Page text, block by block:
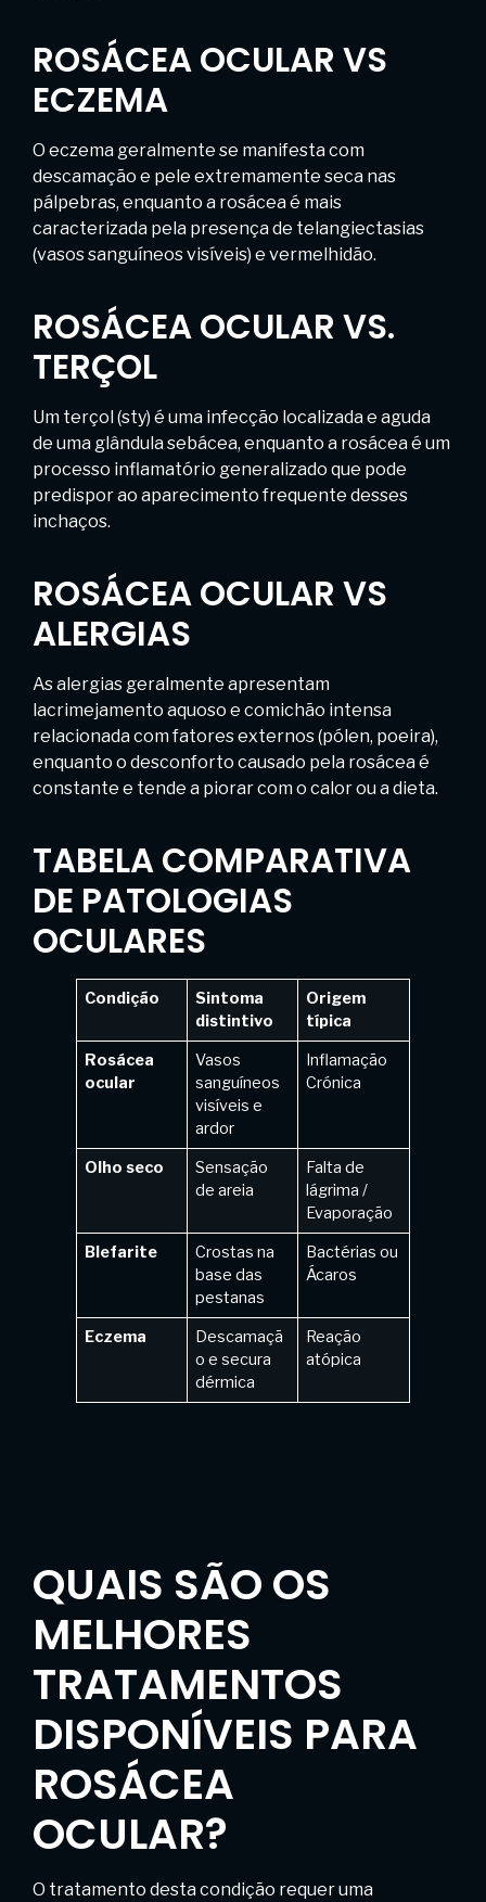
ROSÁCEA OCULAR VS
ECZEMA
O eczema geralmente se manifesta com
descamação e pele extremamente seca nas
pálpebras, enquanto a rosácea é mais
caracterizada pela presença de telangiectasias
(vasos sanguíneos visíveis) e vermelhidão.
ROSÁCEA OCULAR VS.
TERÇOL
Um terçol (sty) é uma infecção localizada e aguda
de uma glândula sebácea, enquanto a rosácea é um
processo inflamatório generalizado que pode
predispor ao aparecimento frequente desses
inchaços.
ROSÁCEA OCULAR VS
ALERGIAS
As alergias geralmente apresentam
lacrimejamento aquoso e comichão intensa
relacionada com fatores externos (pólen, poeira),
enquanto o desconforto causado pela rosácea é
constante e tende a piorar com o calor ou a dieta.
TABELA COMPARATIVA
DE PATOLOGIAS
OCULARES
Condição
Sintoma
distintivo
Origem
típica
Rosácea
ocular
Vasos
sanguíneos
visíveis e
ardor
Inflamação
Crónica
Olho seco
Sensação
de areia
Falta de
lágrima /
Evaporação
Blefarite
Crostas na
base das
pestanas
Bactérias ou
Ácaros
Eczema
Descamaçã
o e secura
dérmica
Reação
atópica
QUAIS SÃO OS
MELHORES
TRATAMENTOS
DISPONÍVEIS PARA
ROSÁCEA
OCULAR?
O tratamento desta condição requer uma